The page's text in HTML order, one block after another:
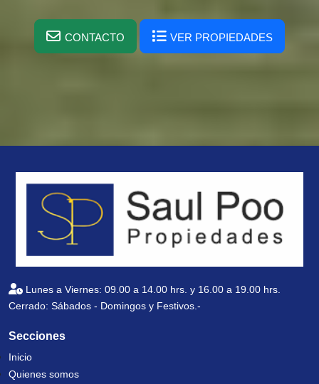
CONTACTO VER PROPIEDADES
Lunes a Viernes: 09.00 a 14.00 hrs. y 16.00 a 19.00 hrs.
Cerrado: Sábados - Domingos y Festivos.-
Secciones
Inicio
Quienes somos